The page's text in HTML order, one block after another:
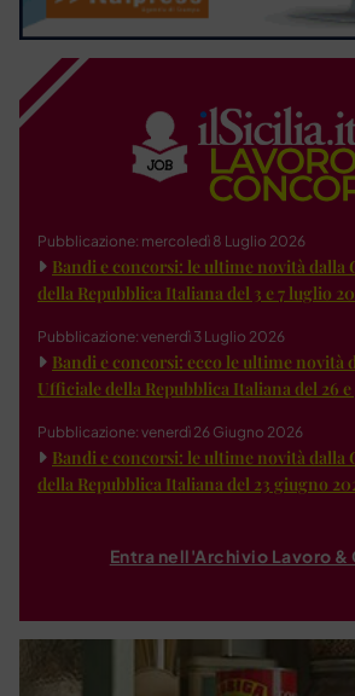
Pubblicazione: mercoledì 8 Luglio 2026
Bandi e concorsi: le ultime novità dalla
della Repubblica Italiana del 3 e 7 luglio
Pubblicazione: venerdì 3 Luglio 2026
Bandi e concorsi: ecco le ultime novità
Ufficiale della Repubblica Italiana del 26
Pubblicazione: venerdì 26 Giugno 2026
Bandi e concorsi: le ultime novità dalla
della Repubblica Italiana del 23 giugno
Entra nell'Archivio Lavoro &